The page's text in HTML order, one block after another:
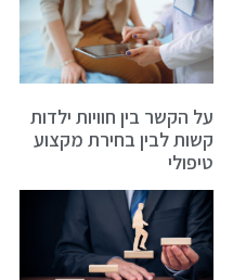
על הקשר בין חוויות ילדות
קשות לבין בחירת מקצוע
טיפולי